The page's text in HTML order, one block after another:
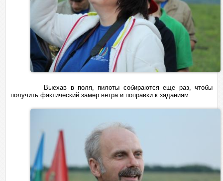
Выехав в поля, пилоты собираются еще раз, чтобы
получить фактический замер ветра и поправки к заданиям.